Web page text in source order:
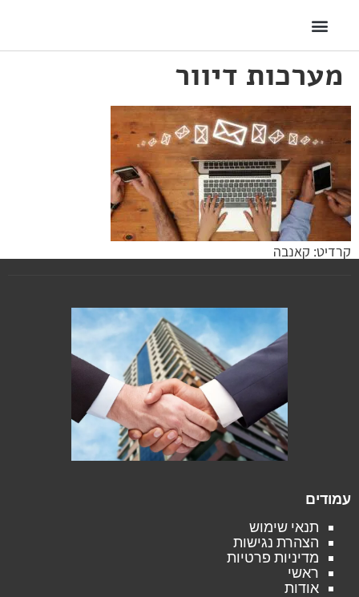
מערכות דיוור
קרדיט: קאנבה
עמודים
תנאי שימוש
הצהרת נגישות
מדיניות פרטיות
ראשי
אודות